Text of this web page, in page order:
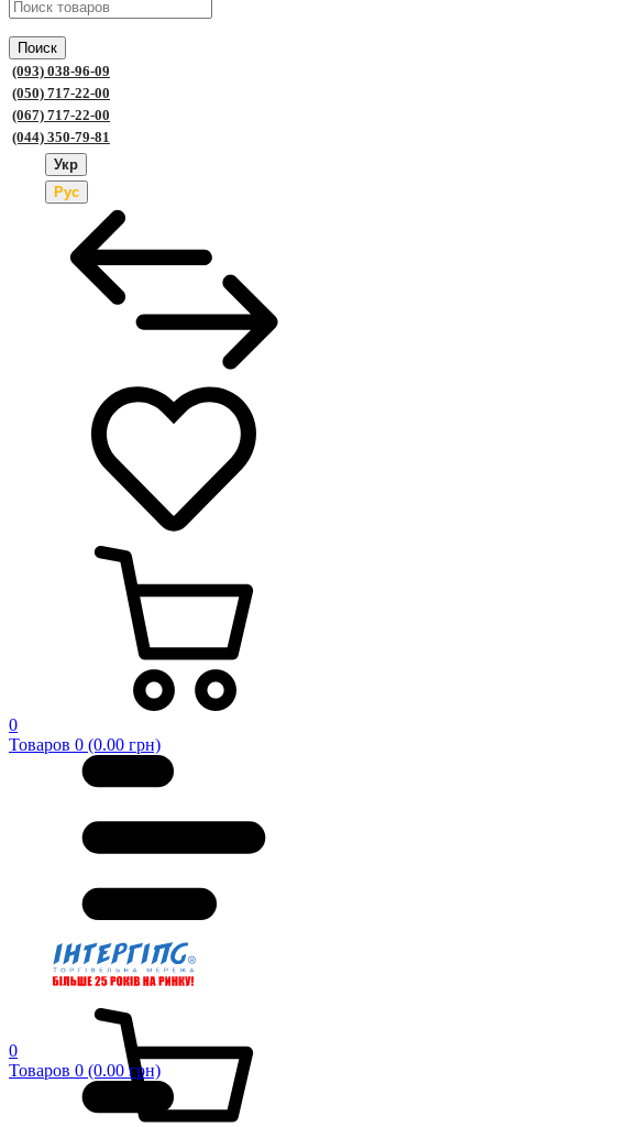
Поиск
(093) 038-96-09
(050) 717-22-00
(067) 717-22-00
(044) 350-79-81
Укр
Рус
0
Товаров 0 (0.00 грн)
0
Товаров 0 (0.00 грн)